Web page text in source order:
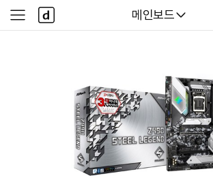
다나와
메인보드
사
이
다
나
와